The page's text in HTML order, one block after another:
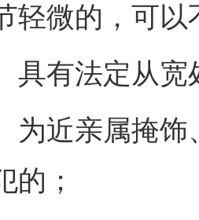
轻微的，可
有法定从宽
近亲属掩饰
的；